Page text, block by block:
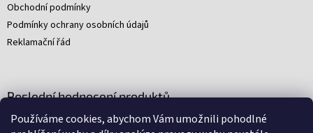
Používáme cookies, abychom Vám umožnili pohodlné
Obchodní podmínky
Podmínky ochrany osobních údajů
Reklamační řád
Poslední hodnocení produktů